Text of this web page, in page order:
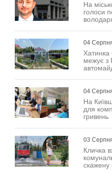
На
голоси
04
Хатинка
межує з
04
На
для
гривень
03
Кличка
скажену